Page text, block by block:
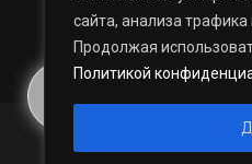
сайта, анализа трафика
Продолжая
Политикой
© 2012 — 2026.
государственное